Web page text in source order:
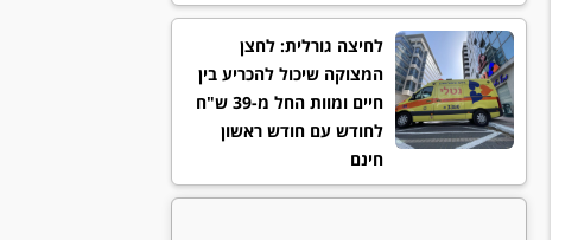
לחיצה גורלית: לחצן
המצוקה שיכול להכריע בין
חיים ומוות החל מ-39 ש"ח
לחודש עם חודש ראשון
חינם